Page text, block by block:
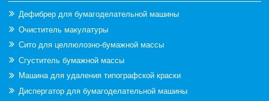
Дефибрер для бумагоделательной машины
Очиститель макулатуры
Сито для целлюлозно-бумажной массы
Сгуститель бумажной массы
Машина для удаления типографской краски
Диспергатор для бумагоделательной машины